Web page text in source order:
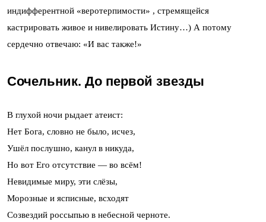
индифферентной «веротерпимости» , стремящейся
кастрировать живое и нивелировать Истину…) А потому
сердечно отвечаю: «И вас также!»
Сочельник. До первой звезды
В глухой ночи рыдает атеист:
Нет Бога, словно не было, исчез,
Ушёл послушно, канул в никуда,
Но вот Его отсутствие — во всём!
Невидимые миру, эти слёзы,
Морозные и ясписные, всходят
Созвездий россыпью в небесной черноте.